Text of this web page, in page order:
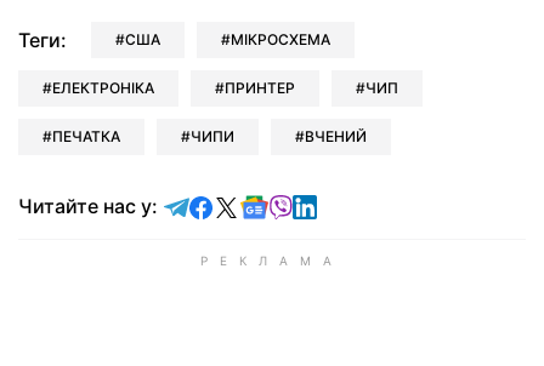
Теги: США МІКРОСХЕМА
ЕЛЕКТРОНІКА ПРИНТЕР ЧИП
ПЕЧАТКА ЧИПИ ВЧЕНИЙ
Читайте нас у: Читайте у Telegram
Читайте у Facebook
Читайте у X
Читайте у Google news
Читайте у Viber
Читайте у LinkedIn